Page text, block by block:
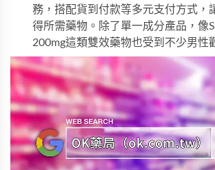
務，搭配貨到付款等多元支付方式，
得所需藥物。除了單一成分產品，像
200mg這類雙效藥物也受到不少男性